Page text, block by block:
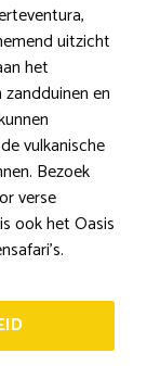
uitzicht
het
en
vulkanische
Bezoek
verse
ook het Oasis